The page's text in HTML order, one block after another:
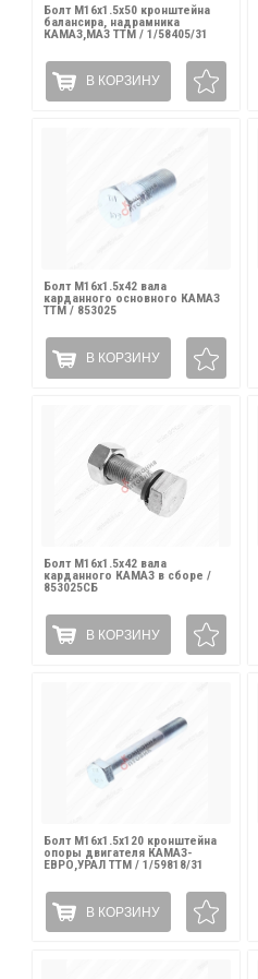
Болт М16х1.5х50 кронштейна
балансира, надрамника
КАМАЗ,МАЗ ТТМ / 1/58405/31
В КОРЗИНУ
Болт М16х1.5х42 вала
карданного основного КАМАЗ
ТТМ / 853025
В КОРЗИНУ
Болт М16х1.5х42 вала
карданного КАМАЗ в сборе /
853025СБ
В КОРЗИНУ
Болт М16х1.5х120 кронштейна
опоры двигателя КАМАЗ-
ЕВРО,УРАЛ ТТМ / 1/59818/31
В КОРЗИНУ